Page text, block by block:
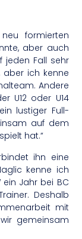
formierten
aber auch
jeden Fall sehr
aber ich kenne
Andere
U12 oder U14
lustiger Full-
auf dem
hat.“
ihn eine
kenne ich
Jahr bei BC
Deshalb
mit
gemeinsam